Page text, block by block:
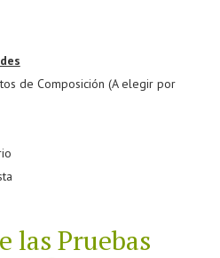
de Composición (A elegir por
las Pruebas